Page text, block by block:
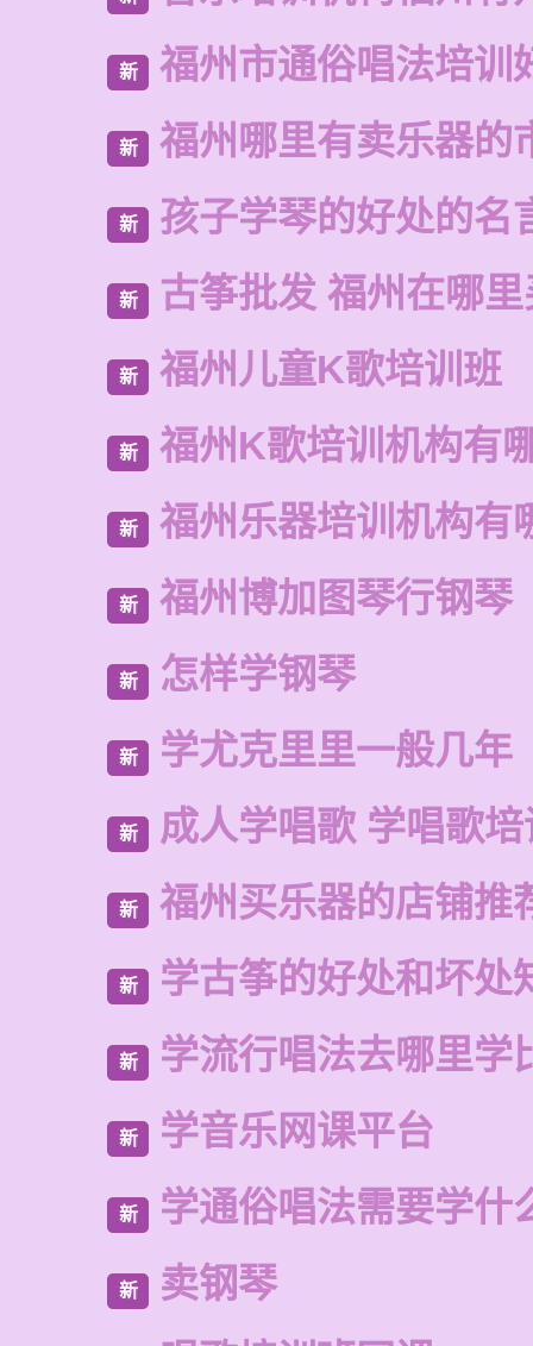
新 福州市通俗唱法培训
新 福州哪里有卖乐器的
新 孩子学琴的好处的名
新 古筝批发 福州在哪
新 福州儿童K歌培训班
新 福州K歌培训机构有
新 福州乐器培训机构有
新 福州博加图琴行钢琴
新 怎样学钢琴
新 学尤克里里一般几年
新 成人学唱歌 学唱歌
新 福州买乐器的店铺推
新 学古筝的好处和坏处
新 学流行唱法去哪里学
新 学音乐网课平台
新 学通俗唱法需要学什
新
卖钢琴